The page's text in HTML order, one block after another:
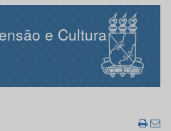
e Cultura